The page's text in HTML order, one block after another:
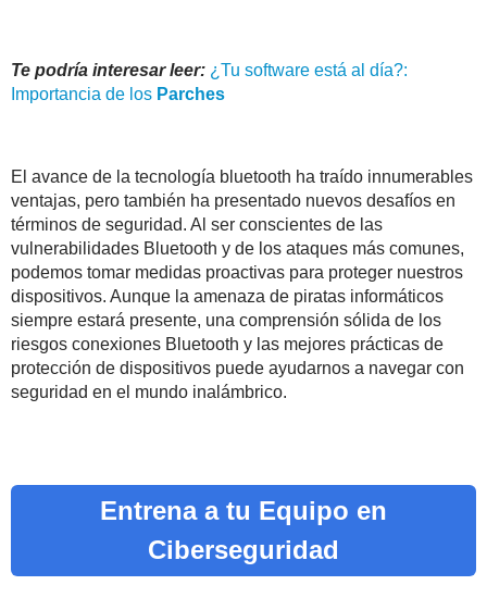
Te podría interesar leer: ¿Tu software está al día?:
Importancia de los Parches
El avance de la tecnología bluetooth ha traído innumerables
ventajas, pero también ha presentado nuevos desafíos en
términos de seguridad. Al ser conscientes de las
vulnerabilidades Bluetooth y de los ataques más comunes,
podemos tomar medidas proactivas para proteger nuestros
dispositivos. Aunque la amenaza de piratas informáticos
siempre estará presente, una comprensión sólida de los
riesgos conexiones Bluetooth y las mejores prácticas de
protección de dispositivos puede ayudarnos a navegar con
seguridad en el mundo inalámbrico.
Entrena a tu Equipo en
Ciberseguridad